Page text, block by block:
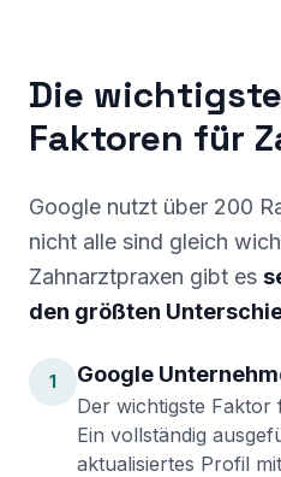
Die
Faktoren für
Google nutzt über 200
nicht alle sind gleich
Zahnarztpraxen gibt es
den größten
1 Google
Der wichtigste
Ein vollständig
aktualisiertes Profil